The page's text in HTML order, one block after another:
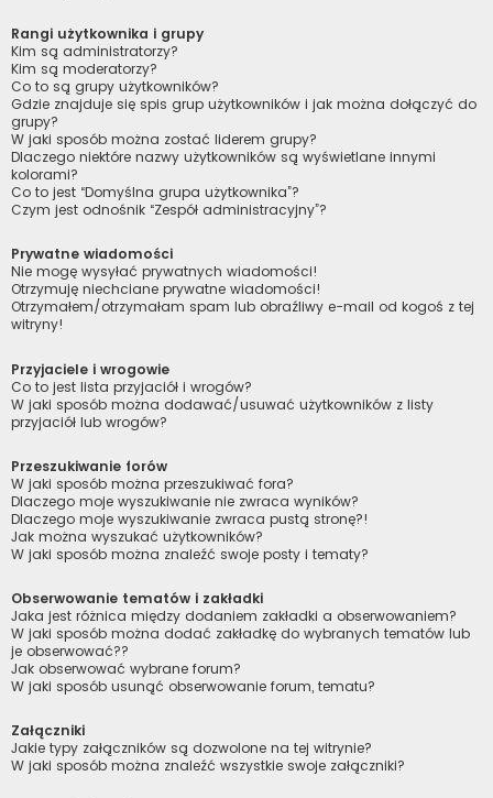
Rangi użytkownika i grupy
Kim są administratorzy?
Kim są moderatorzy?
Co to są grupy użytkowników?
Gdzie znajduje się spis grup użytkowników i jak można dołączyć do
grupy?
W jaki sposób można zostać liderem grupy?
Dlaczego niektóre nazwy użytkowników są wyświetlane innymi
kolorami?
Co to jest “Domyślna grupa użytkownika”?
Czym jest odnośnik “Zespół administracyjny”?
Prywatne wiadomości
Nie mogę wysyłać prywatnych wiadomości!
Otrzymuję niechciane prywatne wiadomości!
Otrzymałem/otrzymałam spam lub obraźliwy e-mail od kogoś z tej
witryny!
Przyjaciele i wrogowie
Co to jest lista przyjaciół i wrogów?
W jaki sposób można dodawać/usuwać użytkowników z listy
przyjaciół lub wrogów?
Przeszukiwanie forów
W jaki sposób można przeszukiwać fora?
Dlaczego moje wyszukiwanie nie zwraca wyników?
Dlaczego moje wyszukiwanie zwraca pustą stronę?!
Jak można wyszukać użytkowników?
W jaki sposób można znaleźć swoje posty i tematy?
Obserwowanie tematów i zakładki
Jaka jest różnica między dodaniem zakładki a obserwowaniem?
W jaki sposób można dodać zakładkę do wybranych tematów lub
je obserwować??
Jak obserwować wybrane forum?
W jaki sposób usunąć obserwowanie forum, tematu?
Załączniki
Jakie typy załączników są dozwolone na tej witrynie?
W jaki sposób można znaleźć wszystkie swoje załączniki?